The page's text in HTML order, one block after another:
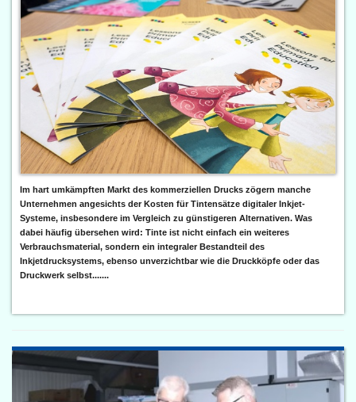
Im hart umkämpften Markt des kommerziellen Drucks zögern manche
Unternehmen angesichts der Kosten für Tintensätze digitaler Inkjet-
Systeme, insbesondere im Vergleich zu günstigeren Alternativen. Was
dabei häufig übersehen wird: Tinte ist nicht einfach ein weiteres
Verbrauchsmaterial, sondern ein integraler Bestandteil des
Inkjetdrucksystems, ebenso unverzichtbar wie die Druckköpfe oder das
Druckwerk selbst.......